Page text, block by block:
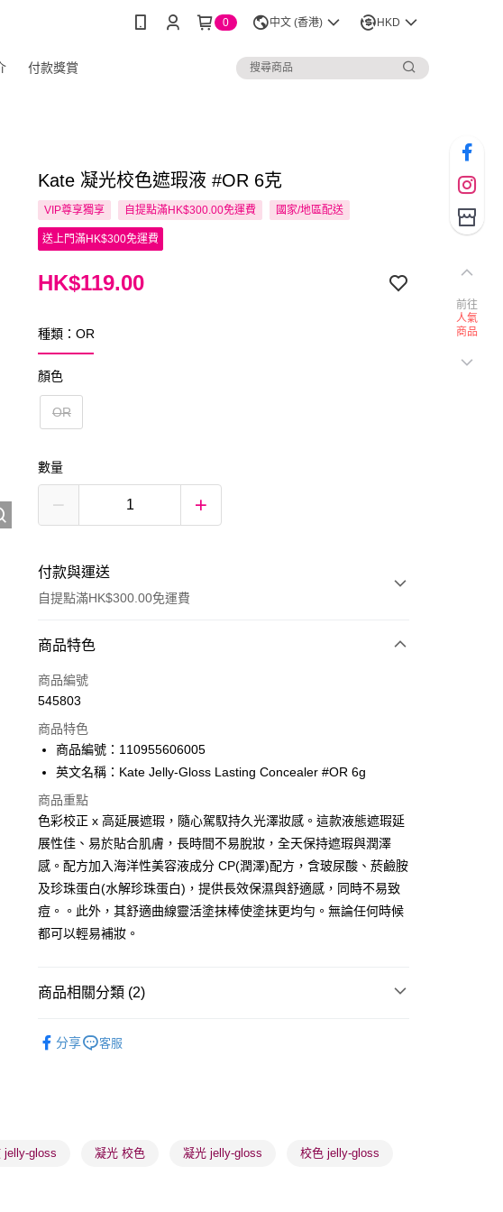
0 中文 (香港) HKD
付款獎賞
Kate 凝光校色遮瑕液 #OR 6克
VIP尊享獨享 自提點滿HK$300.00免運費 國家/地區配送
送上門滿HK$300免運費
HK$119.00
種類：OR
顏色
OR
數量
付款與運送
自提點滿HK$300.00免運費
付款方式
信用卡
AlipayHK
PayMe
WeChat Pay
BoC Pay
送貨方式
順豐自助櫃 - 確認發貨後1-3個工作天送達
順豐站及營業點 - 確認發貨後1-3個工作天送達
確認發貨後1-3 工作天送達，訂單將隨機分配至SF順豐速運或京東
取。逾期會取消訂單，並不會安排重寄
商品特色
商品編號
545803
商品特色
商品編號：110955606005
英文名稱：Kate Jelly-Gloss Lasting Concealer #OR 6g
商品重點
色彩校正 x 高延展遮瑕，隨心駕馭持久光澤妝感。這款液態遮瑕延
展性佳、易於貼合肌膚，長時間不易脫妝，全天保持遮瑕與潤澤
感。配方加入海洋性美容液成分 CP(潤澤)配方，含玻尿酸、菸鹼胺
及珍珠蛋白(水解珍珠蛋白)，提供長效保濕與舒適感，同時不易致
痘。。此外，其舒適曲線靈活塗抹棒使塗抹更均勻。無論任何時候
都可以輕易補妝。
商品相關分類 (2)
分享 客服
jelly-gloss 凝光 校色 凝光 jelly-gloss 校色 jelly-gloss
前往
人氣
商品